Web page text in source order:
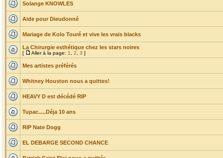
Solange KNOWLES
Aide pour Dieudonné
Mariage de Kolo Touré et vive les vrais blacks
La Chirurgie esthétique chez les stars noires
[ Aller à la page: 1 2 3 ]
Mes artistes préférés
Whitney Houston nous a quittes!
HEAVY D est décédé RIP
Tupac.....Déja 10 ans
RIP Nate Dogg
EL DEBARGE SECOND CHANCE